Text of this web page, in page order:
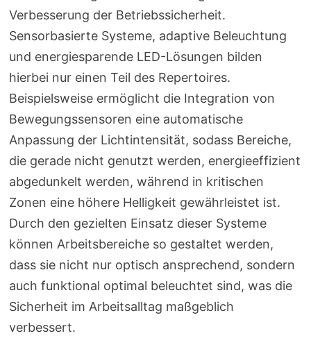
Verbesserung der Betriebssicherheit.
Sensorbasierte Systeme, adaptive Beleuchtung
und energiesparende LED-Lösungen bilden
hierbei nur einen Teil des Repertoires.
Beispielsweise ermöglicht die Integration von
Bewegungssensoren eine automatische
Anpassung der Lichtintensität, sodass Bereiche,
die gerade nicht genutzt werden, energieeffizient
abgedunkelt werden, während in kritischen
Zonen eine höhere Helligkeit gewährleistet ist.
Durch den gezielten Einsatz dieser Systeme
können Arbeitsbereiche so gestaltet werden,
dass sie nicht nur optisch ansprechend, sondern
auch funktional optimal beleuchtet sind, was die
Sicherheit im Arbeitsalltag maßgeblich
verbessert.